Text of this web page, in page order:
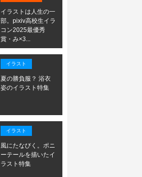
イラストは人生の一
部。pixiv高校生イラ
コン2025最優秀
賞・み×3...
イラスト
夏の勝負服？ 浴衣
姿のイラスト特集
イラスト
風にたなびく。ポニ
ーテールを描いたイ
ラスト特集